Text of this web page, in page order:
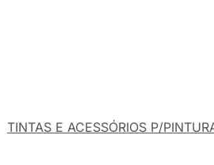
TINTAS E ACESSÓRIOS P/